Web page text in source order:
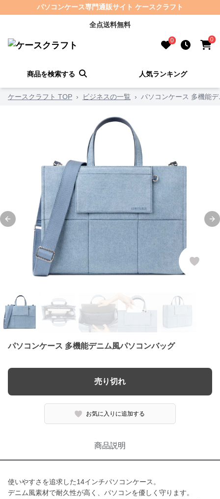
パソコンケース専門通販サイト ケースクラフト
全点送料無料
0 0
商品を検索する 人気ランキング
ケースクラフト TOP › ビジネスの一覧 › パソコンケース 多機能
Previous slide
パソコンケース 多機能デニム風パソコンバッグ
売り切れ
お気に入りに追加する
商品説明
使いやすさを追求した14インチパソコンケース。
デニム風素材で耐久性が高く、パソコンを優しく守ります。